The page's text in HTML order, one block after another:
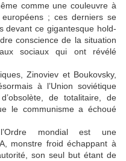
comme une couleuvre à
; ces derniers se
devant ce gigantesque hold-
conscience de la situation
sociaux qui ont révélé
Zinoviev et Boukovsky,
à l’Union soviétique
de totalitaire, de
le communisme a échoué
mondial est une
monstre froid échappant à
son seul but étant de